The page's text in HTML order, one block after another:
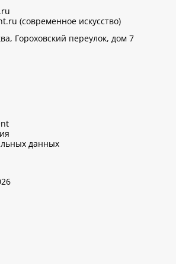
(современное искусство)
Гороховский переулок, дом 7
данных